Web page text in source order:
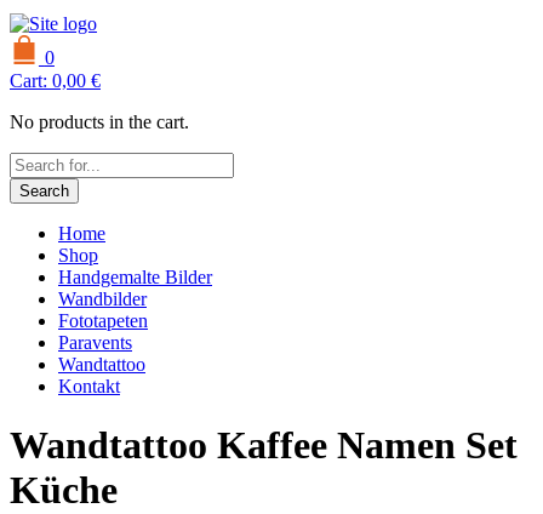
0
Cart: 0,00 €
No products in the cart.
Search
Home
Shop
Handgemalte Bilder
Wandbilder
Fototapeten
Paravents
Wandtattoo
Kontakt
Wandtattoo Kaffee Namen Set
Küche